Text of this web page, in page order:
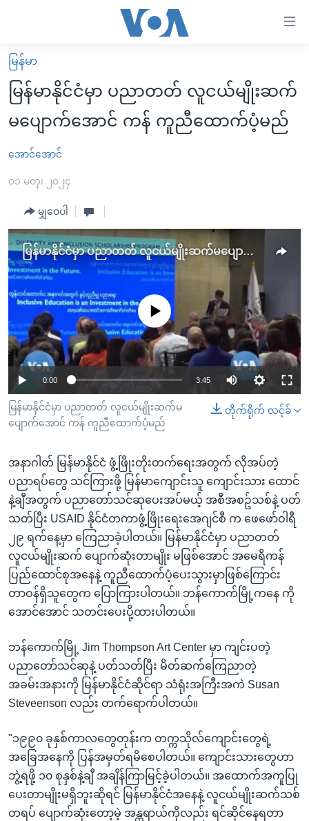
လွယ်ကူ
စေ
များ
ပင်မ
ကျော်
ကြည့်
ရန်
ပင်မ
ညွန်း
စာမျက်နှာ
သို့
ကျော်
ကြည့်
ရန်
ရန်
နေရာ
သို့
ကျော်
မူလစာမျက်နှာ
မြန်မာ
ကမ္ဘာ့သတင်းများ
နိုင်ငံတကာ
အစ္စရေး-ပါလက်စတိုင်း
ဗွီဒီယို
အင်္ဂလိပ်စာလေ့လာမယ်
အမေရိကန်သုံးအီဒီယံ
မကြေးမုံရဲ့ အင်္ဂလိပ်စာ
ရုပ်ရှင်ထဲက အင်္ဂလိပ်စာ
သုတပဒေသာ အင်္ဂလိပ်စာ
အပတ်စဉ်ကဏ္ဍများ
ရေဒီယို
တီဗွီ
ရေဒီယိုနှင့်ရုပ်သံ အချက်အလက်များ
ရေဒီယို/တီဗွီအစီအစဉ်
Learning English
ဗွီအိုအေ လူမှုကွန်ယက်များ
မြန်မာ
မြန်မာနိုင်ငံမှာ ပညာတတ် လူငယ်မျိုးဆက်
မပျောက်အောင် ကန် ကူညီထောက်ပံ့မည်
အောင်အောင်
၀၁ မတ္၊ ၂၀၂၄
မျှဝေပါ
မြန်မာနိုင်ငံမှာ ပညာတတ် လူငယ်မျိုးဆက်မပျောက်အောင် ကန် ကူညီထောက်ပံ့မည်
No media source currently available
0:00 3:45
တိုက်ရိုက် လင့်ခ်
မြန်မာနိုင်ငံမှာ ပညာတတ် လူငယ်မျိုးဆက်မ
ပျောက်အောင် ကန် ကူညီထောက်ပံ့မည်
အနာဂါတ် မြန်မာနိုင်ငံ ဖွံ့ဖြိုးတိုးတက်ရေးအတွက် လိုအပ်တဲ့
ပညာရပ်တွေ သင်ကြားဖို့ မြန်မာကျောင်းသူ ကျောင်းသား ထောင်
နဲ့ချီအတွက် ပညာတော်သင်ဆုပေးအပ်မယ့် အစီအစဥ်သစ်နဲ့ ပတ်
သတ်ပြီး USAID နိုင်ငံတကာဖွံ့ဖြိုးရေးအေဂျင်စီ က ဖေဖော်ဝါရီ
၂၉ ရက်နေ့မှာ ကြေညာခဲ့ပါတယ်။ မြန်မာနိုင်ငံမှာ ပညာတတ်
လူငယ်မျိုးဆက် ပျောက်ဆုံးတာမျိုး မဖြစ်အောင် အမေရိကန်
ပြည်ထောင်စုအနေနဲ့ ကူညီထောက်ပံ့ပေးသွားမှာဖြစ်ကြောင်း
တာဝန်ရှိသူတွေက ပြောကြားပါတယ်။ ဘန်ကောက်မြို့ကနေ ကို
အောင်အောင် သတင်းပေးပို့ထားပါတယ်။
ဘန်ကောက်မြို့ Jim Thompson Art Center မှာ ကျင်းပတဲ့
ပညာတော်သင်ဆုနဲ့ ပတ်သတ်ပြီး မိတ်ဆက်ကြေညာတဲ့
အခမ်းအနားကို မြန်မာနိုင်ငံဆိုင်ရာ သံရုံးအကြီးအကဲ Susan
Steveenson လည်း တက်ရောက်ပါတယ်။
"၁၉၉၀ ခုနှစ်ကာလတွေတုန်းက တက္ကသိုလ်ကျောင်းတွေရဲ့
အခြေအနေကို ပြန်အမှတ်ရမိစေပါတယ်။ ကျောင်းသားတွေဟာ
ဘွဲ့ရဖို့ ၁၀ စုနှစ်နဲ့ချီ အချိန်ကြာမြင့်ခဲ့ပါတယ်။ အထောက်အကူပြု
ပေးတာမျိုးမရှိဘူးဆိုရင် မြန်မာနိုင်ငံအနေနဲ့ လူငယ်မျိုးဆက်သစ်
တရပ် ပျောက်ဆုံးတော့မဲ့ အန္တရာယ်ကိုလည်း ရင်ဆိုင်နေရတာ